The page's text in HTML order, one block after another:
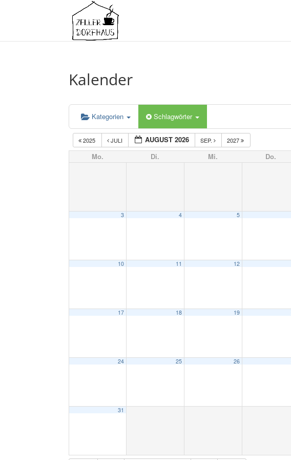
Kalender
Kategorien Schlagwörter
2025 JULI AUGUST 2026 SEP. 2027
Mo. Di. Mi. Do.
3 4 5
10 11 12
17 18 19
24 25 26
31